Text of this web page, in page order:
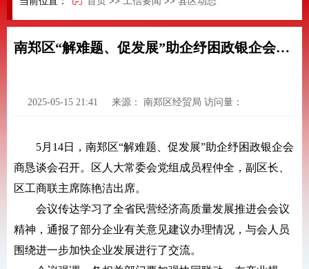
南郑区“解难题、促发展”助企纾困政银企会商恳谈会召开
2025-05-15 21:41 来源： 南郑区经贸局 访问量：
5月14日，南郑区“解难题、促发展”助企纾困政银企会
商恳谈会召开。区人大常委会党组成员程仲全，副区长、
区工商联主席陈艳洁出席。
会议传达学习了全省民营经济高质量发展推进会会议
精神，通报了部分企业有关意见建议办理情况，与会人员
围绕进一步加快企业发展进行了交流。